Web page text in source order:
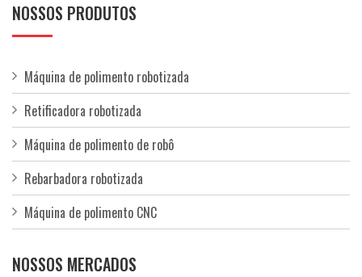
NOSSOS PRODUTOS
Máquina de polimento robotizada
Retificadora robotizada
Máquina de polimento de robô
Rebarbadora robotizada
Máquina de polimento CNC
NOSSOS MERCADOS